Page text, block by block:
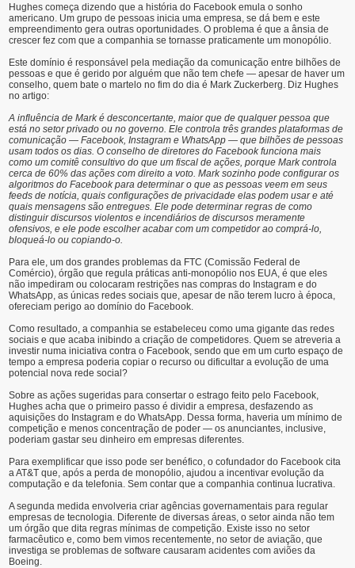
Hughes começa dizendo que a história do Facebook emula o sonho
americano. Um grupo de pessoas inicia uma empresa, se dá bem e este
empreendimento gera outras oportunidades. O problema é que a ânsia de
crescer fez com que a companhia se tornasse praticamente um monopólio.
Este domínio é responsável pela mediação da comunicação entre bilhões de
pessoas e que é gerido por alguém que não tem chefe — apesar de haver um
conselho, quem bate o martelo no fim do dia é Mark Zuckerberg. Diz Hughes
no artigo:
A influência de Mark é desconcertante, maior que de qualquer pessoa que
está no setor privado ou no governo. Ele controla três grandes plataformas de
comunicação — Facebook, Instagram e WhatsApp — que bilhões de pessoas
usam todos os dias. O conselho de diretores do Facebook funciona mais
como um comitê consultivo do que um fiscal de ações, porque Mark controla
cerca de 60% das ações com direito a voto. Mark sozinho pode configurar os
algoritmos do Facebook para determinar o que as pessoas veem em seus
feeds de notícia, quais configurações de privacidade elas podem usar e até
quais mensagens são entregues. Ele pode determinar regras de como
distinguir discursos violentos e incendiários de discursos meramente
ofensivos, e ele pode escolher acabar com um competidor ao comprá-lo,
bloqueá-lo ou copiando-o.
Para ele, um dos grandes problemas da FTC (Comissão Federal de
Comércio), órgão que regula práticas anti-monopólio nos EUA, é que eles
não impediram ou colocaram restrições nas compras do Instagram e do
WhatsApp, as únicas redes sociais que, apesar de não terem lucro à época,
ofereciam perigo ao domínio do Facebook.
Como resultado, a companhia se estabeleceu como uma gigante das redes
sociais e que acaba inibindo a criação de competidores. Quem se atreveria a
investir numa iniciativa contra o Facebook, sendo que em um curto espaço de
tempo a empresa poderia copiar o recurso ou dificultar a evolução de uma
potencial nova rede social?
Sobre as ações sugeridas para consertar o estrago feito pelo Facebook,
Hughes acha que o primeiro passo é dividir a empresa, desfazendo as
aquisições do Instagram e do WhatsApp. Dessa forma, haveria um mínimo de
competição e menos concentração de poder — os anunciantes, inclusive,
poderiam gastar seu dinheiro em empresas diferentes.
Para exemplificar que isso pode ser benéfico, o cofundador do Facebook cita
a AT&T que, após a perda de monopólio, ajudou a incentivar evolução da
computação e da telefonia. Sem contar que a companhia continua lucrativa.
A segunda medida envolveria criar agências governamentais para regular
empresas de tecnologia. Diferente de diversas áreas, o setor ainda não tem
um órgão que dita regras mínimas de competição. Existe isso no setor
farmacêutico e, como bem vimos recentemente, no setor de aviação, que
investiga se problemas de software causaram acidentes com aviões da
Boeing.